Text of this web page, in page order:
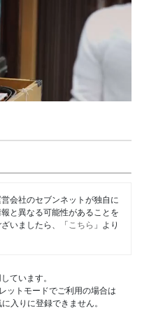
会社のセブンネットが独自に
と異なる可能性があることを
いましたら、「 こちら 」より
ています。
ットモードでご利用の場合は
入りに登録できません。